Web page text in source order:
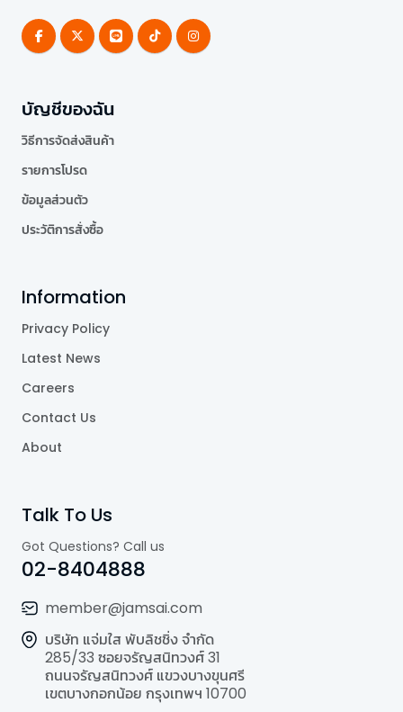
บัญชีของฉัน
วิธีการจัดส่งสินค้า
รายการโปรด
ข้อมูลส่วนตัว
ประวัติการสั่งซื้อ
Information
Privacy Policy
Latest News
Careers
Contact Us
About
Talk To Us
Got Questions? Call us
02-8404888
member@jamsai.com
บริษัท แจ่มใส พับลิชชิ่ง จำกัด
285/33 ซอยจรัญสนิทวงศ์ 31
ถนนจรัญสนิทวงศ์ แขวงบางขุนศรี
เขตบางกอกน้อย กรุงเทพฯ 10700